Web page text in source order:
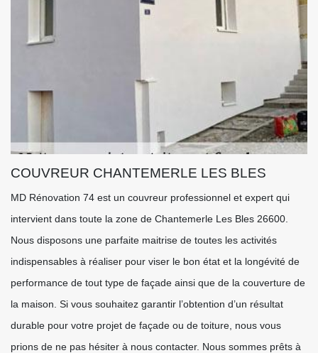
COUVREUR CHANTEMERLE LES BLES
MD Rénovation 74 est un couvreur professionnel et expert qui
intervient dans toute la zone de Chantemerle Les Bles 26600.
Nous disposons une parfaite maitrise de toutes les activités
indispensables à réaliser pour viser le bon état et la longévité de
performance de tout type de façade ainsi que de la couverture de
la maison. Si vous souhaitez garantir l’obtention d’un résultat
durable pour votre projet de façade ou de toiture, nous vous
prions de ne pas hésiter à nous contacter. Nous sommes prêts à